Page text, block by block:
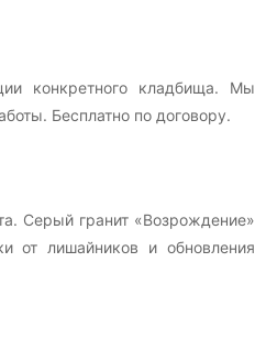
конкретного кладбища. Мы
Бесплатно по договору.
Серый гранит «Возрождение»
от лишайников и обновления